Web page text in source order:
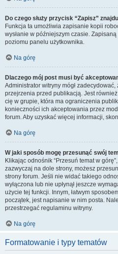
Do czego służy przycisk “Zapisz”
Funkcja ta umożliwia zapisanie kopii
wysłanie w późniejszym czasie.
poziomu panelu użytkownika.
Na górę
Dlaczego mój post musi być
Administrator witryny mógł
przejrzenia przed publikacją. Jest
cię w grupie, która ma ograniczenia
konieczności ich akceptowania przez
forum. Aby uzyskać więcej informacji,
Na górę
W jaki sposób mogę przesunąć swój
Klikając odnośnik “Przesuń temat w
zazwyczaj na dole strony, możesz
strony forum. Jeśli nie widać takiego
wyłączona lub nie upłynął jeszcze
użycie tej funkcji. Innym, łatwym
początek, jest napisanie w nim posta.
przestrzegać regulaminu witryny.
Na górę
Formatowanie i typy tematów